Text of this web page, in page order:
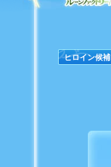
ヒロイン候補